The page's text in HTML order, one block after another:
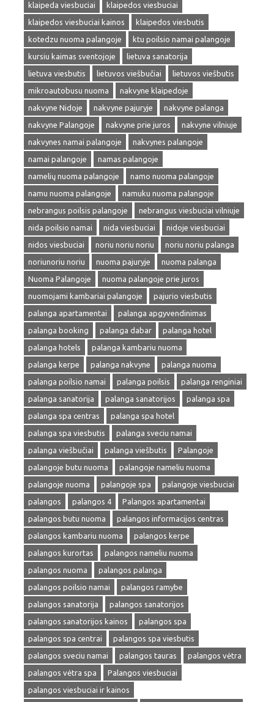
klaipeda viesbuciai
klaipedos viesbuciai
klaipedos viesbuciai kainos
klaipedos viesbutis
kotedzu nuoma palangoje
ktu poilsio namai palangoje
kursiu kaimas sventojoje
lietuva sanatorija
lietuva viesbutis
lietuvos viešbučiai
lietuvos viešbutis
mikroautobusu nuoma
nakvyne klaipedoje
nakvyne Nidoje
nakvyne pajuryje
nakvyne palanga
nakvyne Palangoje
nakvyne prie juros
nakvyne vilniuje
nakvynes namai palangoje
nakvynes palangoje
namai palangoje
namas palangoje
namelių nuoma palangoje
namo nuoma palangoje
namu nuoma palangoje
namuku nuoma palangoje
nebrangus poilsis palangoje
nebrangus viesbuciai vilniuje
nida poilsio namai
nida viesbuciai
nidoje viesbuciai
nidos viesbuciai
noriu noriu noriu
noriu noriu palanga
noriunoriu noriu
nuoma pajuryje
nuoma palanga
Nuoma Palangoje
nuoma palangoje prie juros
nuomojami kambariai palangoje
pajurio viesbutis
palanga apartamentai
palanga apgyvendinimas
palanga booking
palanga dabar
palanga hotel
palanga hotels
palanga kambariu nuoma
palanga kerpe
palanga nakvyne
palanga nuoma
palanga poilsio namai
palanga poilsis
palanga renginiai
palanga sanatorija
palanga sanatorijos
palanga spa
palanga spa centras
palanga spa hotel
palanga spa viesbutis
palanga sveciu namai
palanga viešbučiai
palanga viešbutis
Palangoje
palangoje butu nuoma
palangoje nameliu nuoma
palangoje nuoma
palangoje spa
palangoje viesbuciai
palangos
palangos 4
Palangos apartamentai
palangos butu nuoma
palangos informacijos centras
palangos kambariu nuoma
palangos kerpe
palangos kurortas
palangos nameliu nuoma
palangos nuoma
palangos palanga
palangos poilsio namai
palangos ramybe
palangos sanatorija
palangos sanatorijos
palangos sanatorijos kainos
palangos spa
palangos spa centrai
palangos spa viesbutis
palangos sveciu namai
palangos tauras
palangos vėtra
palangos vėtra spa
Palangos viesbuciai
palangos viesbuciai ir kainos